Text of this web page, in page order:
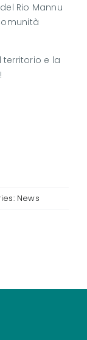
Rio Mannu
e la
News